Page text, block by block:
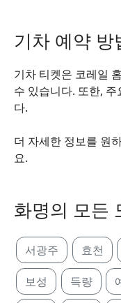
기차 예약 방
기차 티켓은 코레일
수 있습니다. 또한,
다.
더 자세한 정보를 원
요.
화명의 모든
서광주 효천
보성 득량